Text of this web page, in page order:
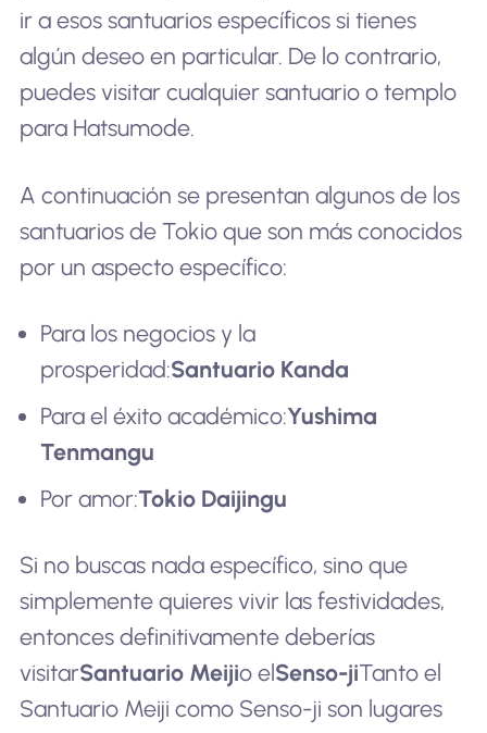
ir a esos santuarios específicos si tienes
algún deseo en particular. De lo contrario,
puedes visitar cualquier santuario o templo
para Hatsumode.
A continuación se presentan algunos de los
santuarios de Tokio que son más conocidos
por un aspecto específico:
Para los negocios y la
prosperidad:Santuario Kanda
Para el éxito académico:Yushima
Tenmangu
Por amor:Tokio Daijingu
Si no buscas nada específico, sino que
simplemente quieres vivir las festividades,
entonces definitivamente deberías
visitarSantuario Meijio elSenso-jiTanto el
Santuario Meiji como Senso-ji son lugares